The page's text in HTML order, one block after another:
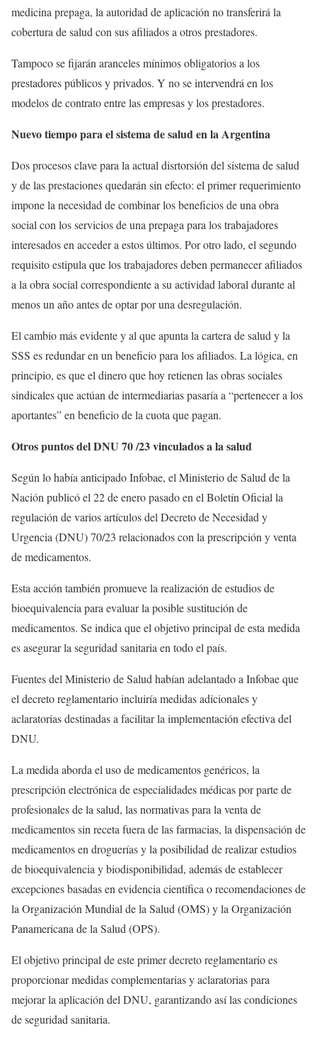
medicina prepaga, la autoridad de aplicación no transferirá la
cobertura de salud con sus afiliados a otros prestadores.
Tampoco se fijarán aranceles mínimos obligatorios a los
prestadores públicos y privados. Y no se intervendrá en los
modelos de contrato entre las empresas y los prestadores.
Nuevo tiempo para el sistema de salud en la Argentina
Dos procesos clave para la actual disrtorsión del sistema de salud
y de las prestaciones quedarán sin efecto: el primer requerimiento
impone la necesidad de combinar los beneficios de una obra
social con los servicios de una prepaga para los trabajadores
interesados en acceder a estos últimos. Por otro lado, el segundo
requisito estipula que los trabajadores deben permanecer afiliados
a la obra social correspondiente a su actividad laboral durante al
menos un año antes de optar por una desregulación.
El cambio más evidente y al que apunta la cartera de salud y la
SSS es redundar en un beneficio para los afiliados. La lógica, en
principio, es que el dinero que hoy retienen las obras sociales
sindicales que actúan de intermediarias pasaría a “pertenecer a los
aportantes” en beneficio de la cuota que pagan.
Otros puntos del DNU 70 /23 vinculados a la salud
Según lo había anticipado Infobae, el Ministerio de Salud de la
Nación publicó el 22 de enero pasado en el Boletín Oficial la
regulación de varios artículos del Decreto de Necesidad y
Urgencia (DNU) 70/23 relacionados con la prescripción y venta
de medicamentos.
Esta acción también promueve la realización de estudios de
bioequivalencia para evaluar la posible sustitución de
medicamentos. Se indica que el objetivo principal de esta medida
es asegurar la seguridad sanitaria en todo el país.
Fuentes del Ministerio de Salud habían adelantado a Infobae que
el decreto reglamentario incluiría medidas adicionales y
aclaratorias destinadas a facilitar la implementación efectiva del
DNU.
La medida aborda el uso de medicamentos genéricos, la
prescripción electrónica de especialidades médicas por parte de
profesionales de la salud, las normativas para la venta de
medicamentos sin receta fuera de las farmacias, la dispensación de
medicamentos en droguerías y la posibilidad de realizar estudios
de bioequivalencia y biodisponibilidad, además de establecer
excepciones basadas en evidencia científica o recomendaciones de
la Organización Mundial de la Salud (OMS) y la Organización
Panamericana de la Salud (OPS).
El objetivo principal de este primer decreto reglamentario es
proporcionar medidas complementarias y aclaratorias para
mejorar la aplicación del DNU, garantizando así las condiciones
de seguridad sanitaria.